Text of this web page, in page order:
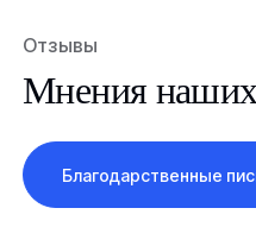
Отзывы
Мнения
Благодарственные